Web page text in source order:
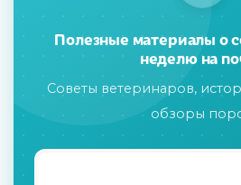
Полезные материалы о
неделю на
Советы ветеринаров,
обзоры